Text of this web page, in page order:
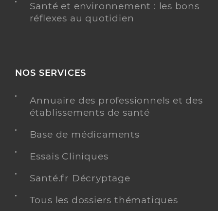
Santé et environnement : les bons
réflexes au quotidien
NOS SERVICES
Annuaire des professionnels et des
établissements de santé
Base de médicaments
Essais Cliniques
Santé.fr Décryptage
Tous les dossiers thématiques